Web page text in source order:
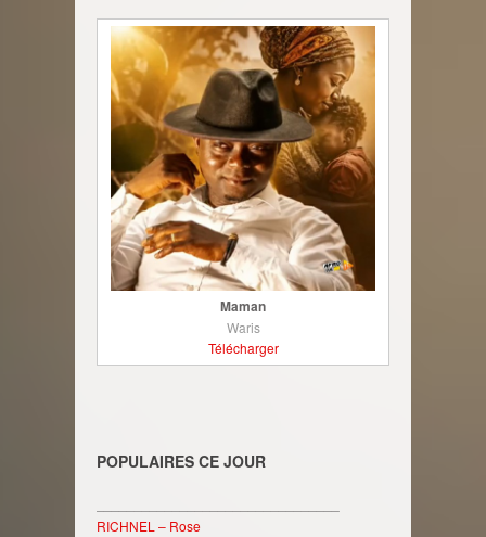
Maman
Waris
Télécharger
POPULAIRES CE JOUR
RICHNEL – Rose